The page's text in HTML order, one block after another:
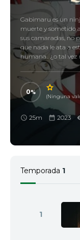
Gabimaru es un
muerte y sometido
sus camaradas, no
que nada le ata a
humana.. ¿o tal vez
0
(Ninguna
25m 2023
Temporada 1
1